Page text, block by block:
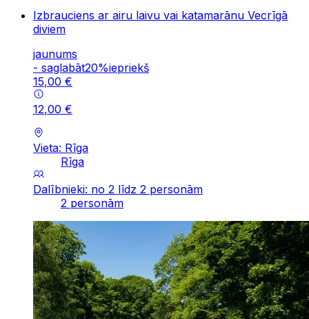
Izbrauciens ar airu laivu vai katamarānu Vecrīgā
diviem
jaunums
- saglabāt20%iepriekš
15,00 €
12,00 €
Vieta: Rīga
Rīga
Dalībnieki: no 2 līdz 2 personām
2 personām